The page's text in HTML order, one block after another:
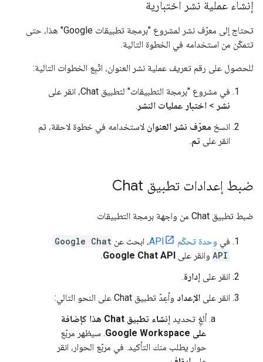
إنشاء عملية نشر اختبارية
تحتاج إلى معرّف نشر لمشروع "برمجة تطبيقات Google" هذا، حتى
تتمكّن من استخدامه في الخطوة التالية.
للحصول على رقم تعريف عملية نشر العنوان، اتّبِع الخطوات التالية:
في مشروع "برمجة التطبيقات" لتطبيق Chat، انقر على
نشر > اختبار عمليات النشر .
انسخ معرّف نشر العنوان لاستخدامه في خطوة لاحقة، ثم
انقر على تم.
ضبط إعدادات تطبيق Chat
ضبط تطبيق Chat من واجهة برمجة التطبيقات
في وحدة تحكّم API ، ابحث عن Google Chat
API وانقر على Google Chat API
.
انقر على إدارة.
انقر على الإعداد وأعِدّ تطبيق Chat على النحو التالي:
ألغِ تحديد
إنشاء تطبيق Chat هذا كإضافة
على Google Workspace
. سيظهر مربّع
حوار يطلب منك التأكيد. في مربّع الحوار، انقر